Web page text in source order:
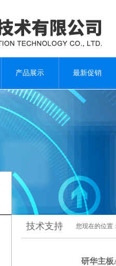
产品展示 最新促销
技术支持 您现在的位置
研华主板